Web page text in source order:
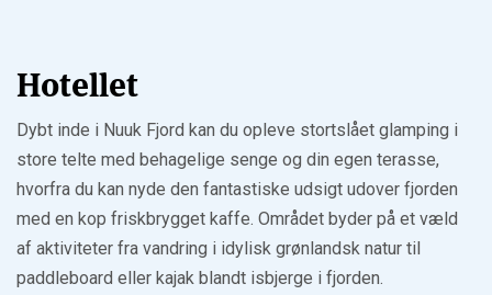
Hotellet
Dybt inde i Nuuk Fjord kan du opleve stortslået glamping i
store telte med behagelige senge og din egen terasse,
hvorfra du kan nyde den fantastiske udsigt udover fjorden
med en kop friskbrygget kaffe. Området byder på et væld
af aktiviteter fra vandring i idylisk grønlandsk natur til
paddleboard eller kajak blandt isbjerge i fjorden.